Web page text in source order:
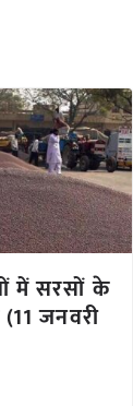
में सरसों के
जनवरी